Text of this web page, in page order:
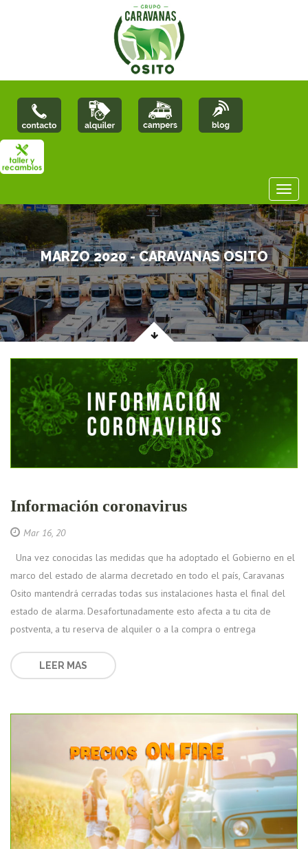
MARZO 2020 - CARAVANAS OSITO
Información coronavirus
Mar 16, 20
Una vez conocidas las medidas que ha adoptado el Gobierno en el
marco del estado de alarma decretado en todo el país, Caravanas
Osito mantendrá cerradas todas sus instalaciones hasta el final del
estado de alarma. Desafortunadamente esto afecta a tu cita de
postventa, a tu reserva de alquiler o a la compra o entrega
LEER MAS